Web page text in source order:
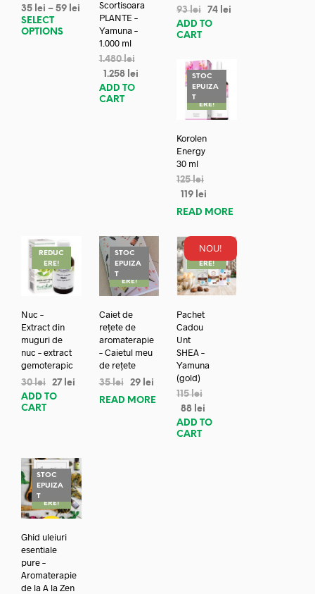
35 lei – 59 lei
SELECT
OPTIONS
Scortisoara
PLANTE –
Yamuna –
1.000 ml
1.480lei
1.258 lei
ADD TO
CART
93lei 74 lei
ADD TO
CART
STOC
EPUIZA
TREDUC
ERE!
Korolen
Energy
30 ml
125lei
119 lei
READ MORE
REDUC
ERE!
Nuc –
Extract din
muguri de
nuc – extract
gemoterapic
30lei 27 lei
ADD TO
CART
STOC
EPUIZA
TREDUC
ERE!
Caiet de
rețete de
aromaterapie
– Caietul meu
de rețete
35lei 29 lei
READ MORE
NOU!
REDUC
ERE!
Pachet
Cadou
Unt
SHEA –
Yamuna
(gold)
115lei
88 lei
ADD TO
CART
STOC
EPUIZA
TREDUC
ERE!
Ghid uleiuri
esentiale
pure –
Aromaterapie
de la A la Zen